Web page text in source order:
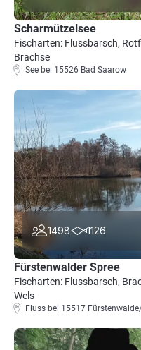
Scharmützelsee
Fischarten: Flussbarsch,
Brachse
See bei 15526 Bad Saarow
1498 1126
Fürstenwalder Spree
Fischarten: Flussbarsch,
Wels
Fluss bei 15517